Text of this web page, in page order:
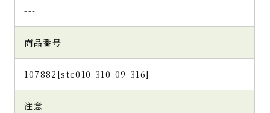
---
商品番号
107882[stc010-310-09-316]
注意